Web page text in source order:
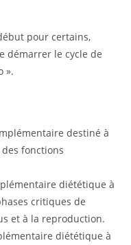
pour certains,
démarrer le cycle de
».
destiné à
fonctions
diététique à
critiques de
et à la reproduction.
diététique à